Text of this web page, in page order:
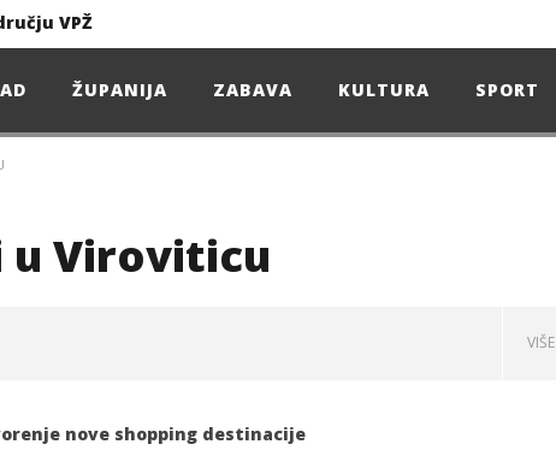
VPŽ
Poduzetnička oluja: Priča o braći koja su u samo osam godina osvojila tržište
4. Oluja Jazz Fest donosi dvije večeri vrhunskog jazza
VPŽ
ŽUPANIJA ZABAVA KULTURA SPORT
u Viroviticu
VIŠE
nove shopping destinacije